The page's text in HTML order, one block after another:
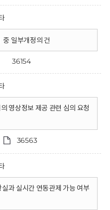
중 일부개정의 건
36154
영상정보 제공 관련 심의 요청
36563
과 실시간 연동관제 가능 여부